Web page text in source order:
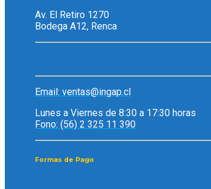
Av. El Retiro 1270
Bodega A12, Renca
Email: ventas@ingap.cl
Lunes a Viernes de 8:30 a 17:30 horas
Fono: (56) 2 325 11 390
Formas de Pago